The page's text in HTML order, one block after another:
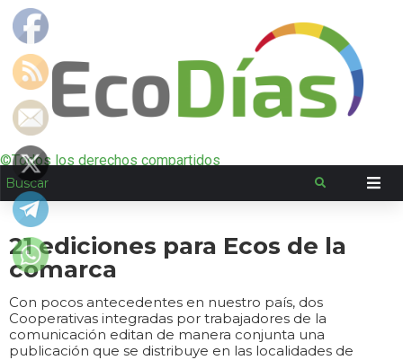
©Todos los derechos compartidos
21 ediciones para Ecos de la
comarca
Con pocos antecedentes en nuestro país, dos
Cooperativas integradas por trabajadores de la
comunicación editan de manera conjunta una
publicación que se distribuye en las localidades de